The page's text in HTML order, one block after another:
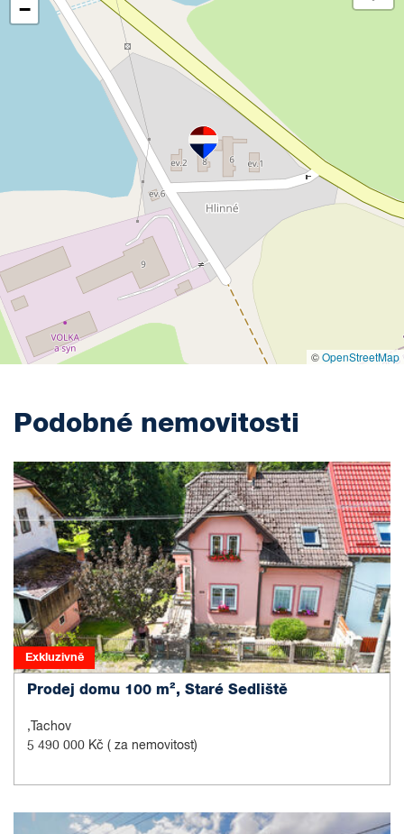
−
©OpenStreetMap
Podobné nemovitosti
Exkluzivně
Prodej domu 100 m², Staré Sedliště
,Tachov
5 490 000 Kč ( za nemovitost)